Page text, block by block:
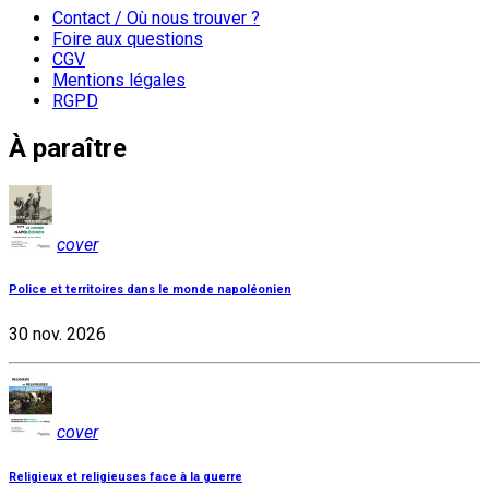
Contact / Où nous trouver ?
Foire aux questions
CGV
Mentions légales
RGPD
À paraître
cover
Police et territoires dans le monde napoléonien
30 nov. 2026
cover
Religieux et religieuses face à la guerre